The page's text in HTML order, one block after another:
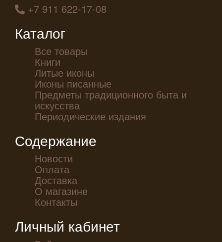
+7 911 622-17-08
Каталог
Все товары
Книги
Литые иконы
Иконы писанные
Предметы традиционного быта и
искусства
Периодические издания
Содержание
Новости
Оплата
Доставка
О магазине
Контакты
Личный кабинет